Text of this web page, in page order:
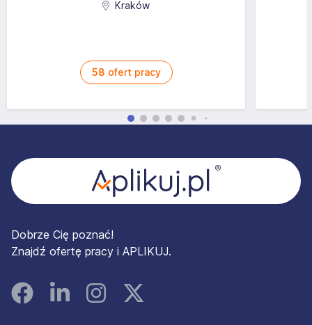
Kraków
58 ofert pracy
Dobrze Cię poznać!
Znajdź ofertę pracy i APLIKUJ.
FacebookLinked InInstagramInstagram